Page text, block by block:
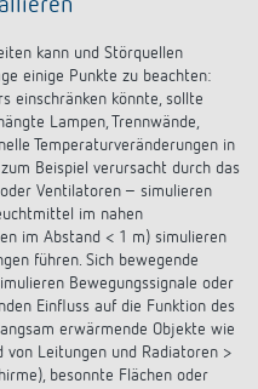
kann und Störquellen
einige Punkte zu beachten:
einschränken könnte, sollte
Lampen, Trennwände,
Temperaturveränderungen in
Beispiel verursacht durch das
Ventilatoren – simulieren
im nahen
im Abstand < 1 m) simulieren
führen. Sich bewegende
Bewegungssignale oder
Einfluss auf die Funktion des
erwärmende Objekte wie
von Leitungen und Radiatoren >
besonnte Flächen oder